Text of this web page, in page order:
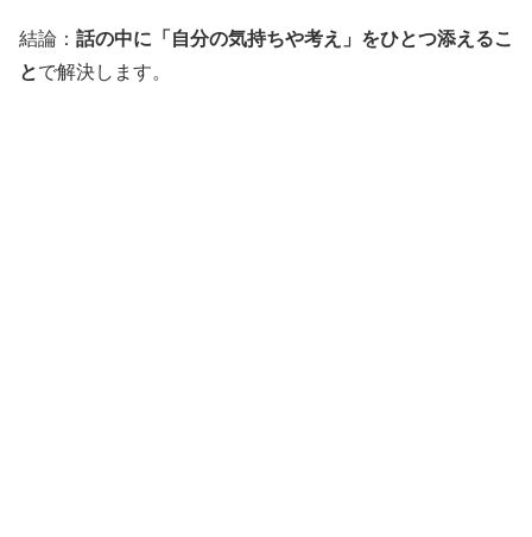
結論： 話の中に「自分の気持ちや考え」をひとつ添えるこ
とで解決します。